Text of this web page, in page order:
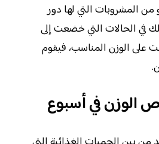
من المشروبات التي لها دور
في الحالات التي خضعت إلى
على الوزن المناسب، فيقوم
الوزن في أسبوع